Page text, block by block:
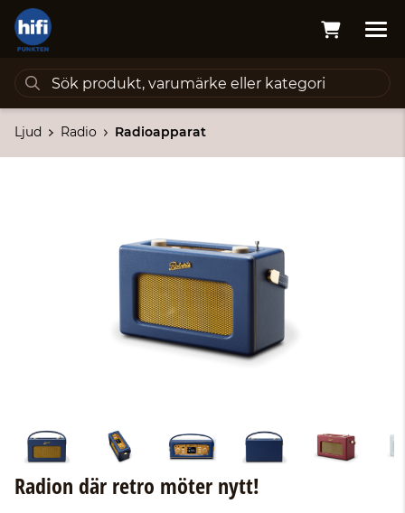
Ljud Radio Radioapparat
Radion där retro möter nytt!